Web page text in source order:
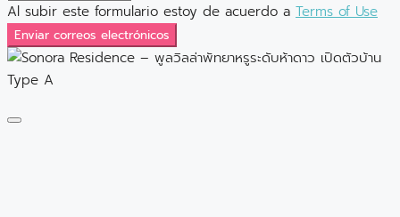
Al subir este formulario estoy de acuerdo a Terms of Use
Enviar correos electrónicos